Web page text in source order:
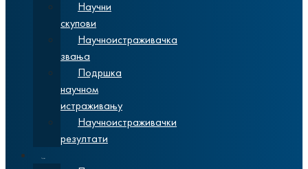
Научни
скупови
Научноистраживачка
звања
Подршка
научном
истраживању
Научноистраживачки
резултати